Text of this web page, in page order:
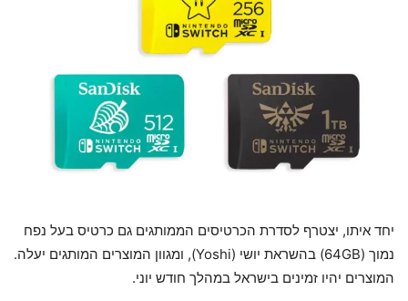
יחד איתו, יצטרף לסדרת הכרטיסים הממותגים גם כרטיס בעל נפח
נמוך (64GB) בהשראת יושי (Yoshi), ומגוון המוצרים המותגים יעלה.
המוצרים יהיו זמינים בישראל במהלך חודש יוני.